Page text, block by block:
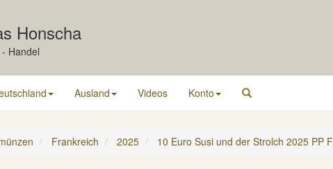
Honscha
Handel
Ausland Videos Konto
Frankreich 2025 10 Euro Susi und der Strolch 2025 PP